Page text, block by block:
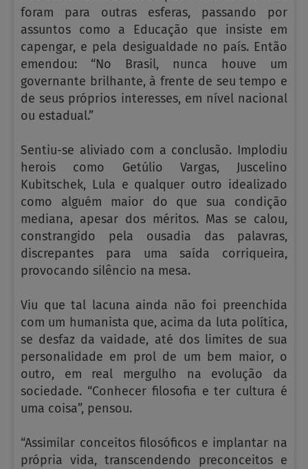
foram para outras esferas, passando por
assuntos como a Educação que insiste em
capengar, e pela desigualdade no país. Então
emendou: “No Brasil, nunca houve um
governante brilhante, à frente de seu tempo e
de seus próprios interesses, em nível nacional
ou estadual.”
Sentiu-se aliviado com a conclusão. Implodiu
herois como Getúlio Vargas, Juscelino
Kubitschek, Lula e qualquer outro idealizado
como alguém maior do que sua condição
mediana, apesar dos méritos. Mas se calou,
constrangido pela ousadia das palavras,
discrepantes para uma saída corriqueira,
provocando silêncio na mesa.
Viu que tal lacuna ainda não foi preenchida
com um humanista que, acima da luta política,
se desfaz da vaidade, até dos limites de sua
personalidade em prol de um bem maior, o
outro, em real mergulho na evolução da
sociedade. “Conhecer filosofia e ter cultura é
uma coisa”, pensou.
“Assimilar conceitos filosóficos e implantar na
própria vida, transcendendo preconceitos e